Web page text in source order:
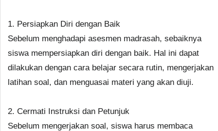
1. Persiapkan Diri dengan Baik
Sebelum menghadapi asesmen madrasah, sebaiknya
siswa mempersiapkan diri dengan baik. Hal ini dapat
dilakukan dengan cara belajar secara rutin, mengerjakan
latihan soal, dan menguasai materi yang akan diuji.
2. Cermati Instruksi dan Petunjuk
Sebelum mengerjakan soal, siswa harus membaca